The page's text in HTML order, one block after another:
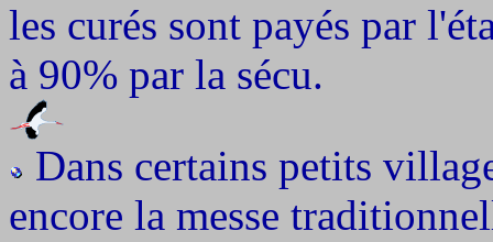
les curés sont payés par
à 90% par la sécu.
Dans certains petits
encore la messe